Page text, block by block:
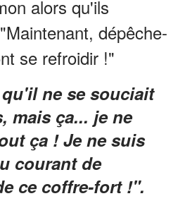
alors qu'ils
dépêche-
se refroidir !"
mais ça... je ne
ça ! Je ne suis
courant de
ce coffre-fort !".